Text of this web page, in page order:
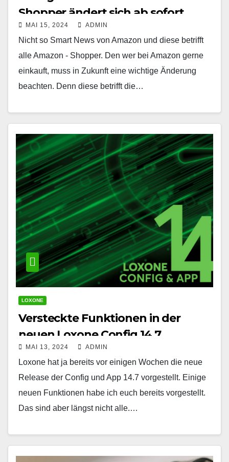
Shopper ändert sich ab sofort.
MAI 15, 2024 ADMIN
Nicht so Smart News von Amazon und diese betrifft
alle Amazon - Shopper. Den wer bei Amazon gerne
einkauft, muss in Zukunft eine wichtige Änderung
beachten. Denn diese betrifft die…
LOXONE
Versteckte Funktionen in der
neuen Loxone Config 14.7
MAI 13, 2024 ADMIN
Loxone hat ja bereits vor einigen Wochen die neue
Release der Config und App 14.7 vorgestellt. Einige
neuen Funktionen habe ich euch bereits vorgestellt.
Das sind aber längst nicht alle.…